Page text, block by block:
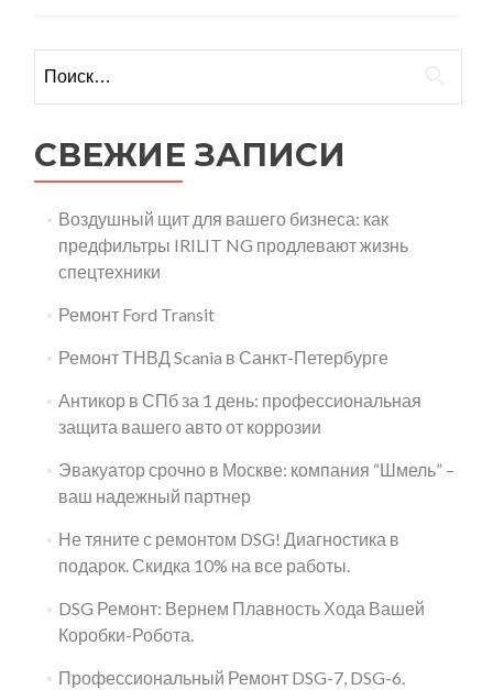
СВЕЖИЕ ЗАПИСИ
Воздушный щит для вашего бизнеса: как
предфильтры IRILIT NG продлевают жизнь
спецтехники
Ремонт Ford Transit
Ремонт ТНВД Scania в Санкт-Петербурге
Антикор в СПб за 1 день: профессиональная
защита вашего авто от коррозии
Эвакуатор срочно в Москве: компания “Шмель” –
ваш надежный партнер
Не тяните с ремонтом DSG! Диагностика в
подарок. Скидка 10% на все работы.
DSG Ремонт: Вернем Плавность Хода Вашей
Коробки-Робота.
Профессиональный Ремонт DSG-7, DSG-6.